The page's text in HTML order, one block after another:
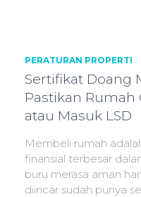
PERATURAN PROPERTI
Sertifikat Doang
Pastikan Rumah
atau Masuk LSD
Membeli rumah
finansial terbesar
buru merasa aman
diincar sudah punya